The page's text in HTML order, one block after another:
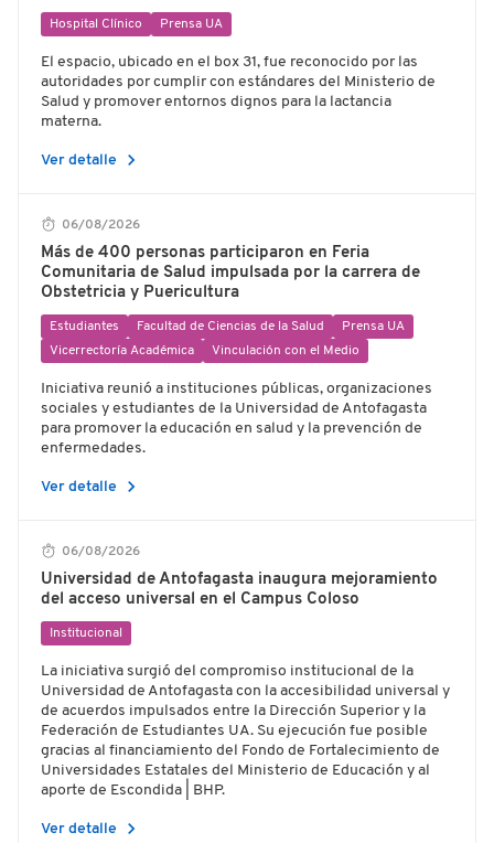
Hospital Clínico Prensa UA
El espacio, ubicado en el box 31, fue reconocido por las
autoridades por cumplir con estándares del Ministerio de
Salud y promover entornos dignos para la lactancia
materna.
Ver detalle chevron_right
06/08/2026
Más de 400 personas participaron en Feria
Comunitaria de Salud impulsada por la carrera de
Obstetricia y Puericultura
Estudiantes Facultad de Ciencias de la Salud
Prensa UA
Vicerrectoría Académica
Vinculación con el Medio
Iniciativa reunió a instituciones públicas, organizaciones
sociales y estudiantes de la Universidad de Antofagasta
para promover la educación en salud y la prevención de
enfermedades.
Ver detalle chevron_right
06/08/2026
Universidad de Antofagasta inaugura mejoramiento
del acceso universal en el Campus Coloso
Institucional
La iniciativa surgió del compromiso institucional de la
Universidad de Antofagasta con la accesibilidad universal y
de acuerdos impulsados entre la Dirección Superior y la
Federación de Estudiantes UA. Su ejecución fue posible
gracias al financiamiento del Fondo de Fortalecimiento de
Universidades Estatales del Ministerio de Educación y al
aporte de Escondida | BHP.
Ver detalle chevron_right